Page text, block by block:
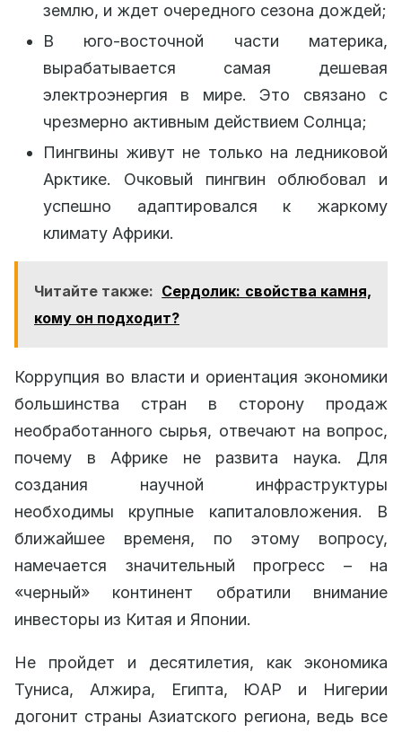
землю, и ждет очередного сезона дождей;
В юго-восточной части материка,
вырабатывается самая дешевая
электроэнергия в мире. Это связано с
чрезмерно активным действием Солнца;
Пингвины живут не только на ледниковой
Арктике. Очковый пингвин облюбовал и
успешно адаптировался к жаркому
климату Африки.
Читайте также: Сердолик: свойства камня,
кому он подходит?
Коррупция во власти и ориентация экономики
большинства стран в сторону продаж
необработанного сырья, отвечают на вопрос,
почему в Африке не развита наука. Для
создания научной инфраструктуры
необходимы крупные капиталовложения. В
ближайшее временя, по этому вопросу,
намечается значительный прогресс – на
«черный» континент обратили внимание
инвесторы из Китая и Японии.
Не пройдет и десятилетия, как экономика
Туниса, Алжира, Египта, ЮАР и Нигерии
догонит страны Азиатского региона, ведь все